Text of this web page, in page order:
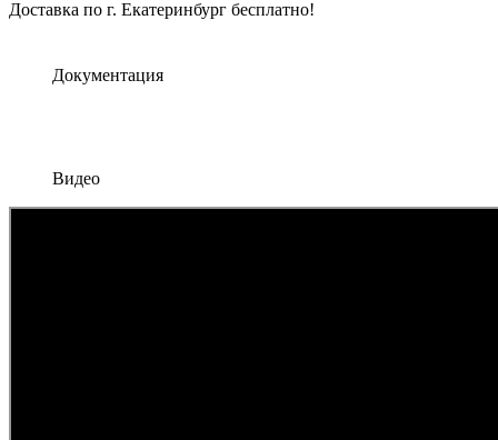
Доставка по г. Екатеринбург бесплатно!
Документация
Видео